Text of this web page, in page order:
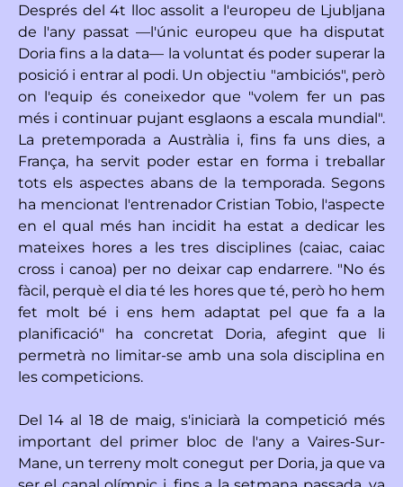
Després del 4t lloc assolit a l'europeu de Ljubljana
de l'any passat —l'únic europeu que ha disputat
Doria fins a la data— la voluntat és poder superar la
posició i entrar al podi. Un objectiu "ambiciós", però
on l'equip és coneixedor que "volem fer un pas
més i continuar pujant esglaons a escala mundial".
La pretemporada a Austràlia i, fins fa uns dies, a
França, ha servit poder estar en forma i treballar
tots els aspectes abans de la temporada. Segons
ha mencionat l'entrenador Cristian Tobio, l'aspecte
en el qual més han incidit ha estat a dedicar les
mateixes hores a les tres disciplines (caiac, caiac
cross i canoa) per no deixar cap endarrere. "No és
fàcil, perquè el dia té les hores que té, però ho hem
fet molt bé i ens hem adaptat pel que fa a la
planificació" ha concretat Doria, afegint que li
permetrà no limitar-se amb una sola disciplina en
les competicions.
Del 14 al 18 de maig, s'iniciarà la competició més
important del primer bloc de l'any a Vaires-Sur-
Mane, un terreny molt conegut per Doria, ja que va